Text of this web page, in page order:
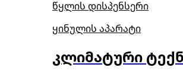
წყლის დისპენსერი
ყინულის აპარატი
კლიმატური